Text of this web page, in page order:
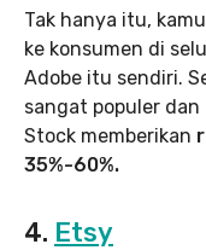
Tak hanya itu,
ke konsumen di
Adobe itu sendiri.
sangat populer dan
Stock memberikan
35%-60%.
4. Etsy